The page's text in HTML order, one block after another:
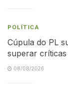
POLÍTICA
Cúpula do PL
superar críticas
08/08/2026